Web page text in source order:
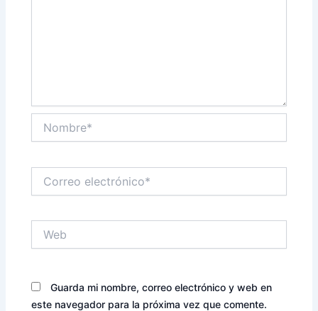
electrónico*
Guarda mi nombre, correo electrónico y web en
este navegador para la próxima vez que comente.